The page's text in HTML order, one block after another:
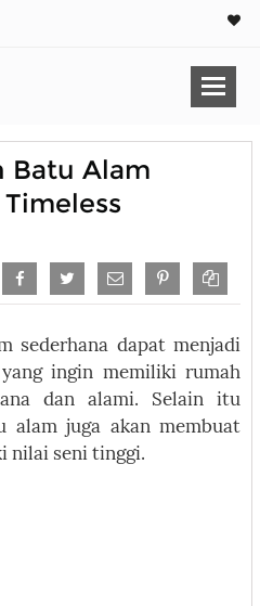
Batu Alam
sederhana dapat menjadi
ingin memiliki rumah
dan alami. Selain itu
alam juga akan membuat
nilai seni tinggi.